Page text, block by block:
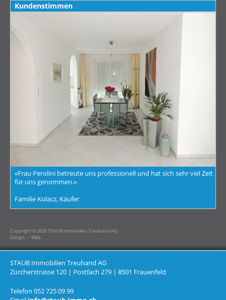
Kundenstimmen
«Frau Perolini betreute uns professionell und hat sich sehr viel Zeit
für uns genommen.»
Familie Kolacz, Käufer
Copyright © 2026 STAUB Immobilien Treuhand AG
Design • Web
STAUB Immobilien Treuhand AG
Zürcherstrasse 120 | Postfach 279 | 8501 Frauenfeld
Telefon 052 725 09 99